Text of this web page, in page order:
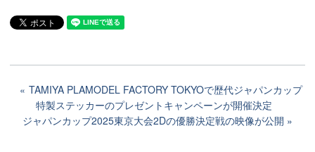
TAMIYA PLAMODEL FACTORY TOKYOで歴代ジャパンカップ
特製ステッカーのプレゼントキャンペーンが開催決定
ジャパンカップ2025東京大会2Dの優勝決定戦の映像が公開